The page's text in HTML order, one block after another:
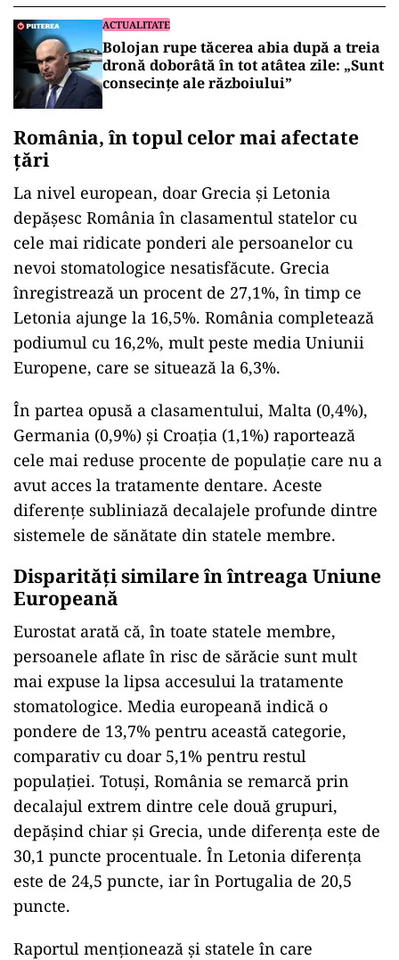
ACTUALITATE
Bolojan rupe tăcerea abia după a treia
dronă doborâtă în tot atâtea zile: „Sunt
consecințe ale războiului”
România, în topul celor mai afectate
țări
La nivel european, doar Grecia și Letonia
depășesc România în clasamentul statelor cu
cele mai ridicate ponderi ale persoanelor cu
nevoi stomatologice nesatisfăcute. Grecia
înregistrează un procent de 27,1%, în timp ce
Letonia ajunge la 16,5%. România completează
podiumul cu 16,2%, mult peste media Uniunii
Europene, care se situează la 6,3%.
În partea opusă a clasamentului, Malta (0,4%),
Germania (0,9%) și Croația (1,1%) raportează
cele mai reduse procente de populație care nu a
avut acces la tratamente dentare. Aceste
diferențe subliniază decalajele profunde dintre
sistemele de sănătate din statele membre.
Disparități similare în întreaga Uniune
Europeană
Eurostat arată că, în toate statele membre,
persoanele aflate în risc de sărăcie sunt mult
mai expuse la lipsa accesului la tratamente
stomatologice. Media europeană indică o
pondere de 13,7% pentru această categorie,
comparativ cu doar 5,1% pentru restul
populației. Totuși, România se remarcă prin
decalajul extrem dintre cele două grupuri,
depășind chiar și Grecia, unde diferența este de
30,1 puncte procentuale. În Letonia diferența
este de 24,5 puncte, iar în Portugalia de 20,5
puncte.
Raportul menționează și statele în care